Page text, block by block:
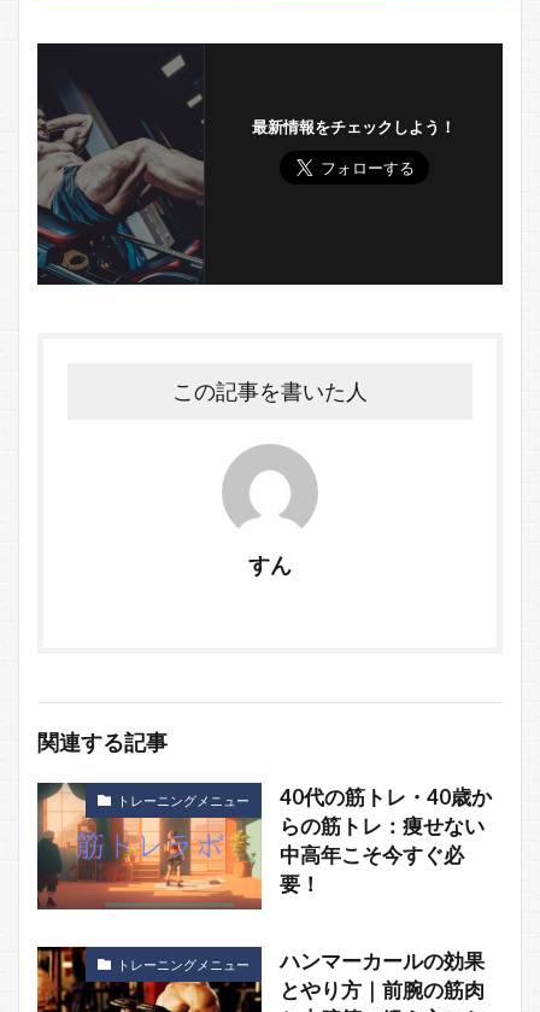
最新情報をチェックしよう！
この記事を書いた人
すん
関連する記事
トレーニングメニュー
40代の筋トレ・40歳か
らの筋トレ：痩せない
中高年こそ今すぐ必
要！
トレーニングメニュー
ハンマーカールの効果
とやり方｜前腕の筋肉